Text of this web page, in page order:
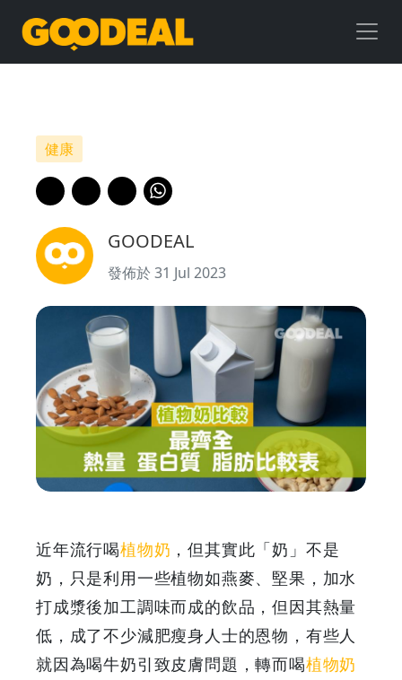
植
物
健康
GOODEAL
發佈於 31 Jul 2023
近年流行喝植物奶 ，但其實此「奶」不是
奶，只是利用一些植物如燕麥、堅果，加水
打成漿後加工調味而成的飲品，但因其熱量
低，成了不少減肥瘦身人士的恩物，有些人
就因為喝牛奶引致皮膚問題，轉而喝植物奶